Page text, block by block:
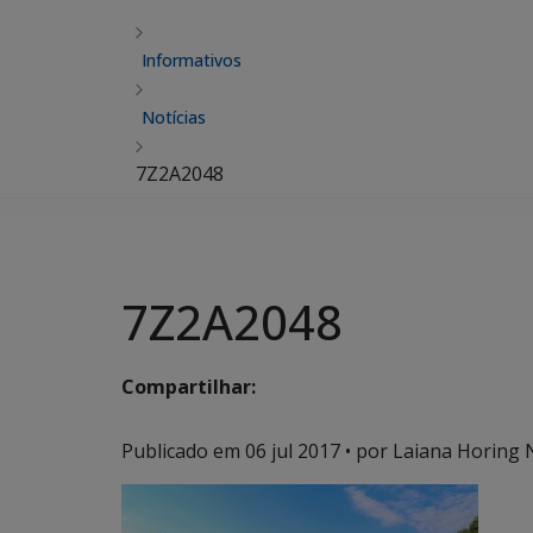
Informativos
Notícias
7Z2A2048
7Z2A2048
Compartilhar:
Publicado em 06 jul 2017 • por Laiana Horing